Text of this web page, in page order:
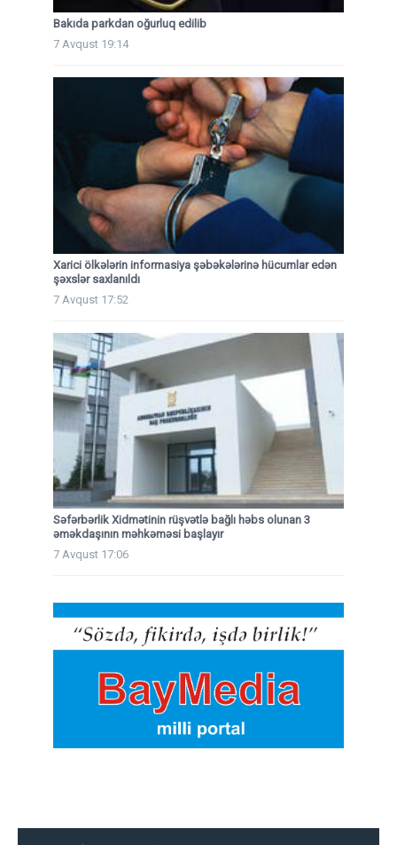
Bakıda parkdan oğurluq edilib
7 Avqust 19:14
Xarici ölkələrin informasiya şəbəkələrinə hücumlar edən
şəxslər saxlanıldı
7 Avqust 17:52
Səfərbərlik Xidmətinin rüşvətlə bağlı həbs olunan 3
əməkdaşının məhkəməsi başlayır
7 Avqust 17:06